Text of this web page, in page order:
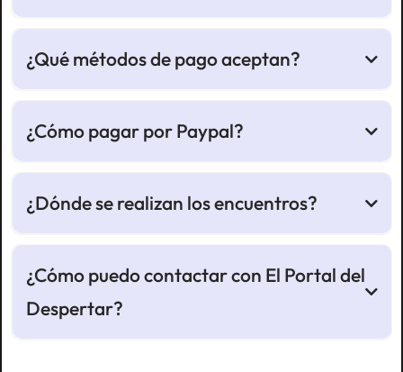
https://elportaldeldespertar.com/ayuda
¿Qué métodos de pago aceptan?
¿Cómo pagar por Paypal?
¿Dónde se realizan los encuentros?
¿Cómo puedo contactar con El Portal del
Despertar?